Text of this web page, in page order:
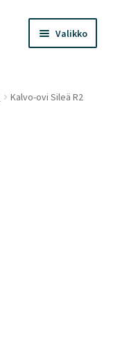
Valikko
Kalvo-ovi Sileä R2